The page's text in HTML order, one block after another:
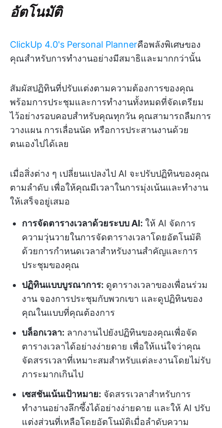
อัตโนมัติ
ClickUp 4.0's Personal Plannerคือพลังพิเศษของ
คุณสำหรับการทำงานอย่างมีสมาธิและมากกว่านั้น
สัมผัสปฏิทินที่ปรับแต่งตามความต้องการของคุณ
พร้อมการประชุมและการทำงานทั้งหมดที่จัดเตรียม
ไว้อย่างรอบคอบสำหรับคุณทุกวัน คุณสามารถลืมการ
วางแผน การเลื่อนนัด หรือการประสานงานด้วย
ตนเองไปได้เลย
เมื่อสิ่งต่าง ๆ เปลี่ยนแปลงไป AI จะปรับปฏิทินของคุณ
ตามลำดับ เพื่อให้คุณมีเวลาในการมุ่งเน้นและทำงาน
ให้เสร็จอยู่เสมอ
การจัดตารางเวลาด้วยระบบ AI: ให้ AI จัดการ
ความวุ่นวายในการจัดตารางเวลาโดยอัตโนมัติ
ด้วยการกำหนดเวลาสำหรับงานสำคัญและการ
ประชุมของคุณ
ปฏิทินแบบบูรณาการ: ดูตารางเวลาของเพื่อนร่วม
งาน จองการประชุมกับพวกเขา และดูปฏิทินของ
คุณในแบบที่คุณต้องการ
บล็อกเวลา: ลากงานไปยังปฏิทินของคุณเพื่อจัด
ตารางเวลาได้อย่างง่ายดาย เพื่อให้แน่ใจว่าคุณ
จัดสรรเวลาที่เหมาะสมสำหรับแต่ละงานโดยไม่รับ
ภาระมากเกินไป
เซสชันเน้นเป้าหมาย: จัดสรรเวลาสำหรับการ
ทำงานอย่างลึกซึ้งได้อย่างง่ายดาย และให้ AI ปรับ
แต่งส่วนที่เหลือโดยอัตโนมัติเมื่อลำดับความ